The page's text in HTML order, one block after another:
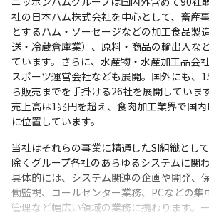
社の日本ハム株式会社を中心として、畜産
とするハム・ソーセージなどの加工食品製
送・冷蔵倉庫業）、原料・商品の輸出入な
ています。さらに、水産物・水産加工品会
スポーツ運営会社なども展開。国外にも、
ら販売までを手掛ける26社を展開していま
売上高は1兆円を超え、食肉加工業界で国
に位置しています。
当社はそれらの事業に精通したSI組織とし
除くグループ各社のあらゆるシステムに関わ
具体的には、システム関連の企画や開発、
働監視、コールセンター業務、PCなどの集
管理など幅広い領域の業務に携わります。